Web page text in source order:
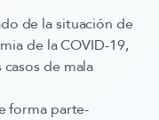
de la situación de
de la COVID-19,
de mala
forma parte-